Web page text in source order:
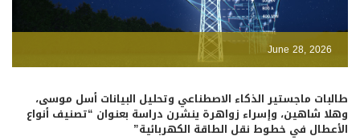
June 28, 2026
طالبات ماجستير الذكاء الاصطناعي وتحليل البيانات أسل موسى،
وهلا شاهين، وإسراء زواهرة ينشرن دراسة بعنوان “تصنيف أنواع
الأعطال في خطوط نقل الطاقة الكهربائية”